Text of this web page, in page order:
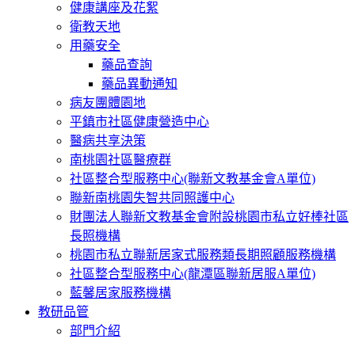
健康講座及花絮
衛教天地
用藥安全
藥品查詢
藥品異動通知
病友團體園地
平鎮市社區健康營造中心
醫病共享決策
南桃園社區醫療群
社區整合型服務中心(聯新文教基金會A單位)
聯新南桃園失智共同照護中心
財團法人聯新文教基金會附設桃園市私立好棒社區
長照機構
桃園市私立聯新居家式服務類長期照顧服務機構
社區整合型服務中心(龍潭區聯新居服A單位)
藍馨居家服務機構
教研品管
部門介紹